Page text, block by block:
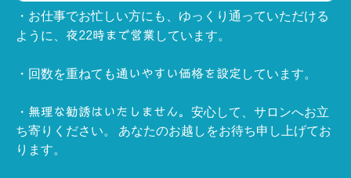
・お仕事でお忙しい方にも、ゆっくり通っていただける
ように、
夜22時まで営業 しています。
・回数を重ねても通いやすい価格を設定 しています。
・ 無理な勧誘はいたしません。 安心して、サロンへお立
ち寄りください。 あなたのお越しをお待ち申し上げてお
ります。